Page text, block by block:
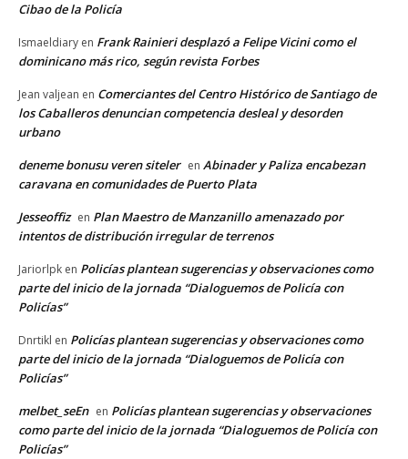
Cibao de la Policía
Ismaeldiary en Frank Rainieri desplazó a Felipe Vicini como el
dominicano más rico, según revista Forbes
Jean valjean en Comerciantes del Centro Histórico de Santiago de
los Caballeros denuncian competencia desleal y desorden
urbano
deneme bonusu veren siteler en Abinader y Paliza encabezan
caravana en comunidades de Puerto Plata
Jesseoffiz en Plan Maestro de Manzanillo amenazado por
intentos de distribución irregular de terrenos
Jariorlpk en Policías plantean sugerencias y observaciones como
parte del inicio de la jornada “Dialoguemos de Policía con
Policías”
Dnrtikl en Policías plantean sugerencias y observaciones como
parte del inicio de la jornada “Dialoguemos de Policía con
Policías”
melbet_seEn en Policías plantean sugerencias y observaciones
como parte del inicio de la jornada “Dialoguemos de Policía con
Policías”